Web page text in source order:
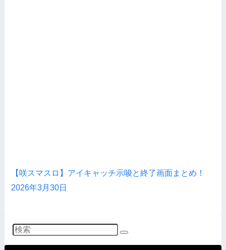
【咲スマスロ】アイキャッチ示唆と終了画面まとめ！
2026年3月30日